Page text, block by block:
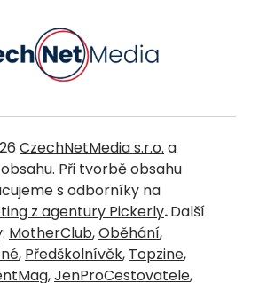
CzechNetMedia s.r.o. a
Při tvorbě obsahu
s odborníky na
z agentury Pickerly.Další
MotherClub,Oběhání,
, Předškolnívěk, Topzine,
,JenProCestovatele,